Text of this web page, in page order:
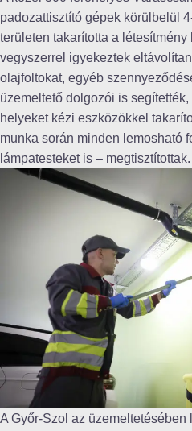
padozattisztító gépek körülbelül
területen takarította a
vegyszerrel igyekeztek
olajfoltokat, egyéb
üzemeltető dolgozói is
helyeket kézi eszközökkel
munka során minden lemosható
lámpatesteket is –
A Győr-Szol az üzemeltetésében